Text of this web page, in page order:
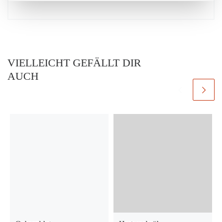
VIELLEICHT GEFÄLLT DIR
AUCH